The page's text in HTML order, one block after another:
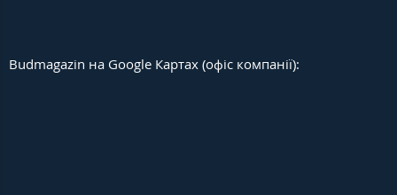
Budmagazin на Google Картах (офіс компанії):